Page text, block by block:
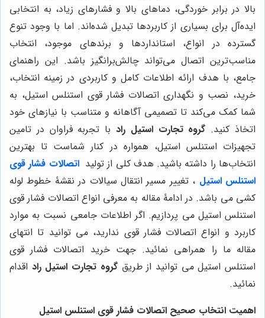
بالا در برابر خوردگی، دماهای بالا و فشارهای زیاد، به انتخابی
ایده‌آل برای بسیاری از کاربردها تبدیل شده‌اند. اما با وجود تنوع
گسترده در انواع، استانداردها و برندهای موجود، انتخاب
مناسب‌ترین اتصال می‌تواند چالش‌برانگیز باشد. این راهنمای
جامع، با هدف ارائه اطلاعات کامل و کاربردی در زمینه انتخاب،
خرید، نصب و نگهداری اتصالات فشار قوی استنلس استیل، به
شما کمک می‌کند تا تصمیمی آگاهانه و متناسب با نیازهای خود
اتخاذ کنید. گروه تجارت استیل راد با تجربه فراوان در تامین
تجهیزات استنلس استیل، همواره در کنار شماست تا بهترین
انتخاب‌ها را داشته باشید. هدف کلی از تولید اتصالات فشار قوی
استنلس استیل ، تغییر مسیر انتقال سیالات در نقشۀ خطوط لوله
کشی می باشد. در ادامۀ مقاله به معرفی انواع اتصالات فشار قوی
استنلس استیل می پردازیم. اگر اطلاعات جامعی نسبت به موارد
کاربرد و انواع اتصالات فشار قوی ندارید، می توانید تا انتهای
مقاله ما را همراهی نمائید. جهت خرید اتصالات فشار قوی
استنلس استیل می توانید از طریقگروه تجارت استیل راد اقدام
نمائید.
اهمیت انتخاب صحیح اتصالات فشار قوی استنلس استیل